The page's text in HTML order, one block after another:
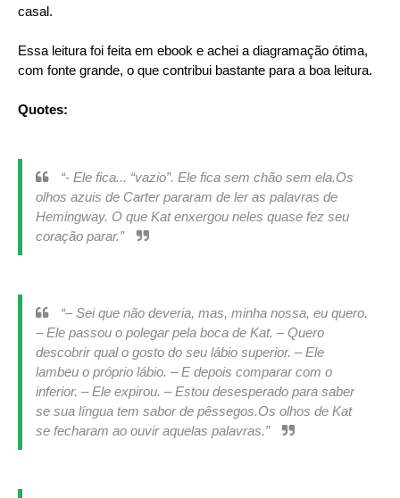
casal.
Essa leitura foi feita em ebook e achei a diagramação ótima,
com fonte grande, o que contribui bastante para a boa leitura.
Quotes:
“- Ele fica... “vazio”. Ele fica sem chão sem ela.Os
olhos azuis de Carter pararam de ler as palavras de
Hemingway. O que Kat enxergou neles quase fez seu
coração parar.”
“– Sei que não deveria, mas, minha nossa, eu quero.
– Ele passou o polegar pela boca de Kat. – Quero
descobrir qual o gosto do seu lábio superior. – Ele
lambeu o próprio lábio. – E depois comparar com o
inferior. – Ele expirou. – Estou desesperado para saber
se sua língua tem sabor de pêssegos.Os olhos de Kat
se fecharam ao ouvir aquelas palavras.”